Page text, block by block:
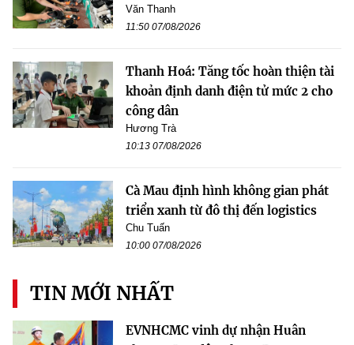
Văn Thanh
11:50 07/08/2026
Thanh Hoá: Tăng tốc hoàn thiện tài
khoản định danh điện tử mức 2 cho
công dân
Hương Trà
10:13 07/08/2026
Cà Mau định hình không gian phát
triển xanh từ đô thị đến logistics
Chu Tuấn
10:00 07/08/2026
TIN MỚI NHẤT
EVNHCMC vinh dự nhận Huân